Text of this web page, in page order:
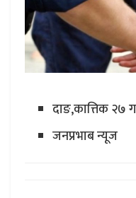
दाङ,कात्तिक २७
जनप्रभाब न्यूज